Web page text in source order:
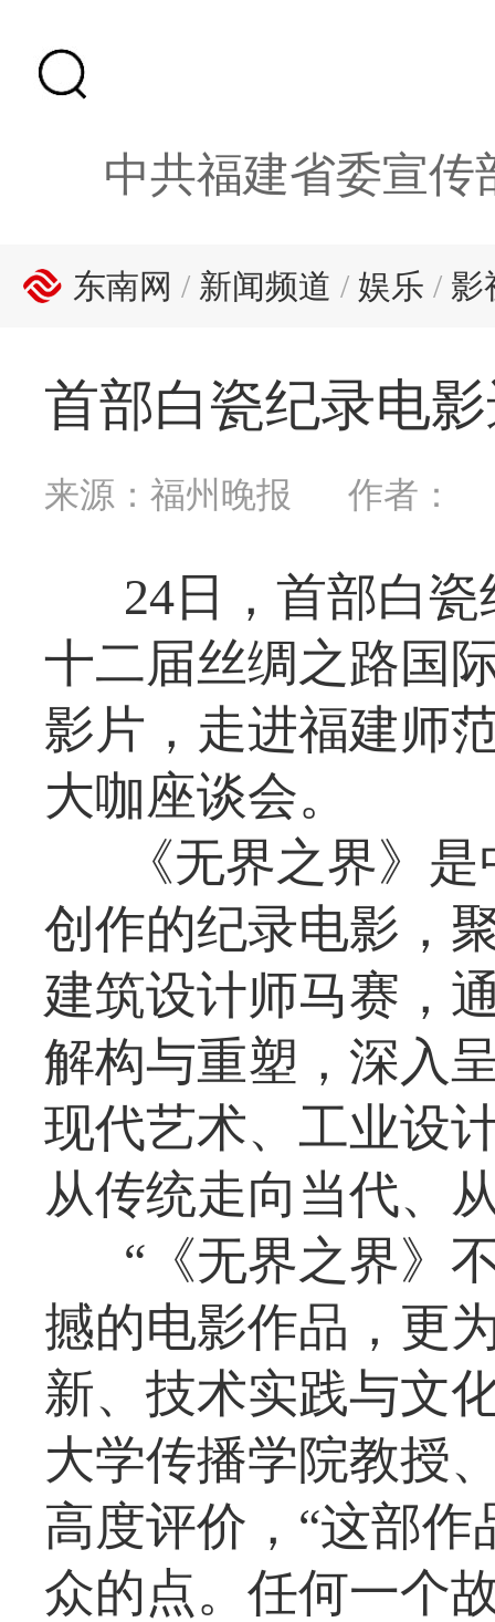
中共福建省委宣传
东南网 / 新闻频道 / 娱乐 / 影
首部白瓷纪录电
来源：福州晚报 作者：
24日，首部白
十二届丝绸之路国
影片，走进福建师
大咖座谈会。
《无界之界》
创作的纪录电影，
建筑设计师马赛，
解构与重塑，深入
现代艺术、工业设
从传统走向当代、
“《无界之界》
撼的电影作品，更
新、技术实践与文
大学传播学院教授
高度评价，“这部
众的点。任何一个